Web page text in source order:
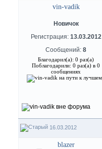
vin-vadik
Новичок
Регистрация: 13.03.2012
Сообщений: 8
Благодарил(а): 0 раз(а)
Поблагодарили: 0 раз(а) в 0
сообщениях
16.03.2012
blazer